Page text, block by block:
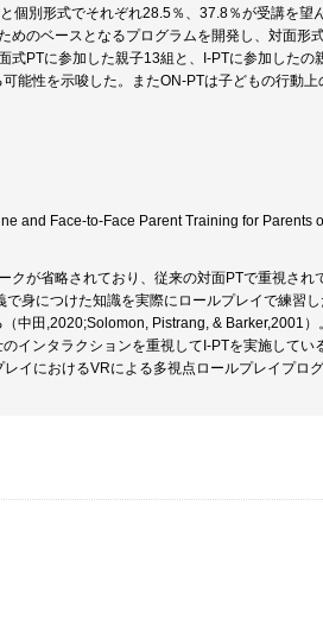
個別形式でそれぞれ28.5％、37.8％が受講を望
めのベースとなるプログラムを開発し、対面形
式PTに参加した親子13組と、I-PTに参加した
能性を示唆した。またON-PTは子どもの行動
and Face-to-Face Parent Training for
クが省略されており、従来の対面PTで重視さ
身につけた知識を実際にロールプレイで練習
中田,2020;Solomon, Pistrang, & Barker,2001
インタラクションを重視してI-PTを実施して
イにおけるVRによる多視点ロールプレイプロ